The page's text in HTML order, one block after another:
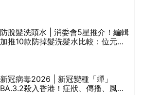
防脫髮洗頭水 | 消委會5星推介！編輯
加推10款防掉髮洗髮水比較：位元
新冠病毒2026 | 新冠變種「蟬」
BA.3.2殺入香港！症狀、傳播、風險